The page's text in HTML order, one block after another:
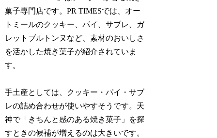
菓子専門店です。PR TIMESでは、オー
トミールのクッキー、パイ、サブレ、ガ
レットブルトンヌなど、素材のおいしさ
を活かした焼き菓子が紹介されていま
す。
手土産としては、クッキー・パイ・サブ
レの詰め合わせが使いやすそうです。天
神で「きちんと感のある焼き菓子」を探
すときの候補が増えるのは大きいです。